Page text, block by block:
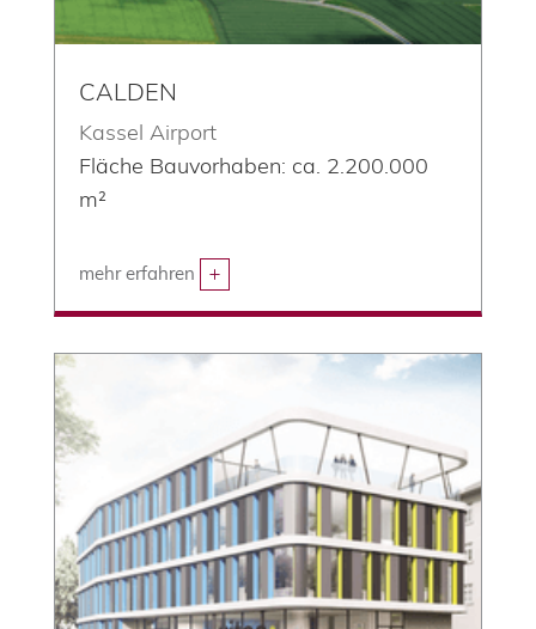
CALDEN
Kassel Airport
Fläche Bauvorhaben: ca. 2.200.000
m²
mehr erfahren